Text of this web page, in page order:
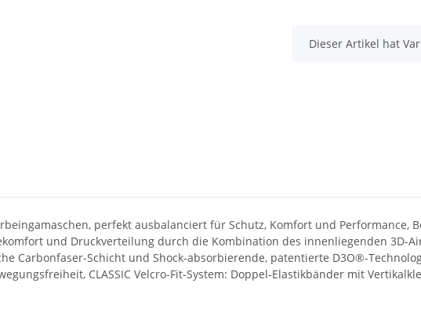
x
Dieser Artikel hat
perfekt ausbalanciert für Schutz, Komfort und Performance,
und Druckverteilung durch die Kombination des innenliegenden 3D-
Carbonfaser-Schicht und Shock-absorbierende, patentierte D3O®-
CLASSIC Velcro-Fit-System: Doppel-Elastikbänder mit